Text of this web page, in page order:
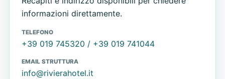
informazioni direttamente.
TELEFONO
+39 019 745320 / +39 019 741044
EMAIL STRUTTURA
info@rivierahotel.it